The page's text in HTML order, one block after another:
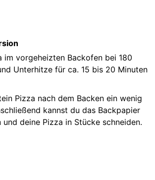
im vorgeheizten Backofen bei 180
Unterhitze für ca. 15 bis 20 Minuten
Pizza nach dem Backen ein wenig
kannst du das Backpapier
und deine Pizza in Stücke schneiden.